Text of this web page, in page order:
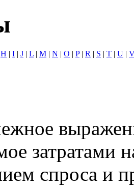
H | I | J | L | M | N | O | P| R | S | T | U |
затратами
спроса и